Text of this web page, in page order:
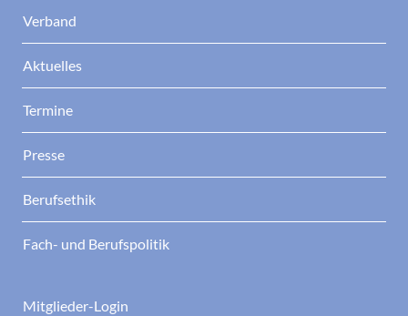
Verband
Aktuelles
Termine
Presse
Berufsethik
Fach- und Berufspolitik
Mitglieder-Login